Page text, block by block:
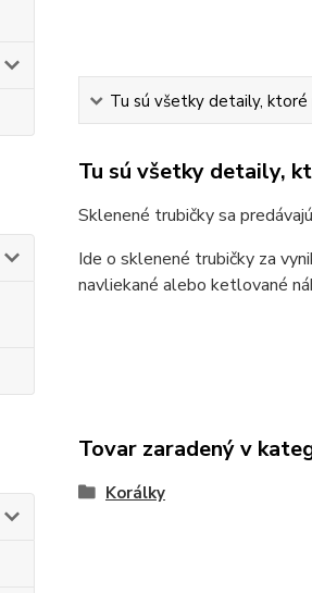
Tu sú všetky detaily,
Tu sú všetky detaily,
Sklenené trubičky sa
Ide o sklenené trubičky za
navliekané alebo ketlované
Tovar zaradený v
Korálky